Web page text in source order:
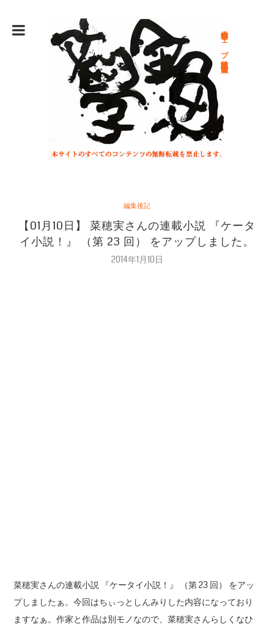
総合文学ウェブ情報誌 文学金魚
編集後記
【01月10日】 菜穂実さんの連載小説 『ケータ
イ小説！』 （第 23 回） をアップしました。
2014年1月10日
菜穂実さんの連載小説 『ケータイ小説！』 （第 23 回） をアッ
プしましたぁ。今回はちぃっとしんみりした内容になっており
ますなぁ。作家と作品は別モノなので、菜穂実さんらしくなひ